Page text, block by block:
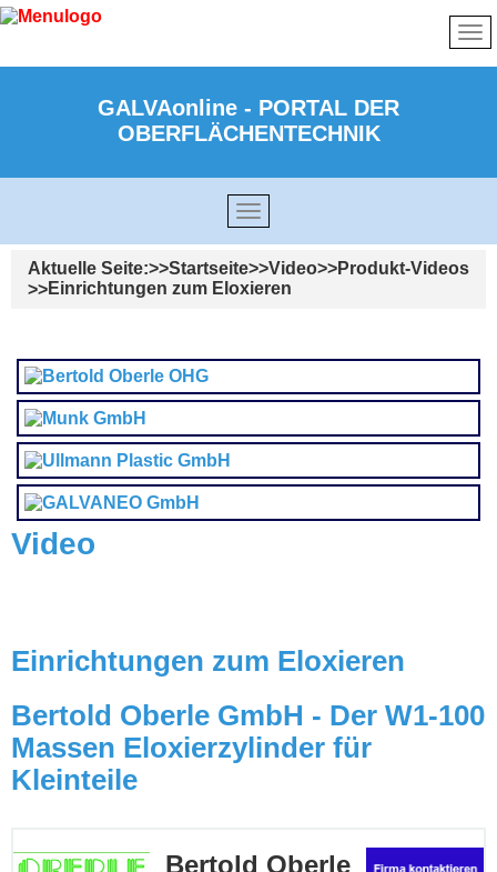
GALVAonline - PORTAL DER
OBERFLÄCHENTECHNIK
Aktuelle Seite: Startseite Video
Produkt-Videos
Einrichtungen zum Eloxieren
Video
Einrichtungen zum Eloxieren
Bertold Oberle GmbH - Der W1-100
Massen Eloxierzylinder für
Kleinteile
Bertold Oberle